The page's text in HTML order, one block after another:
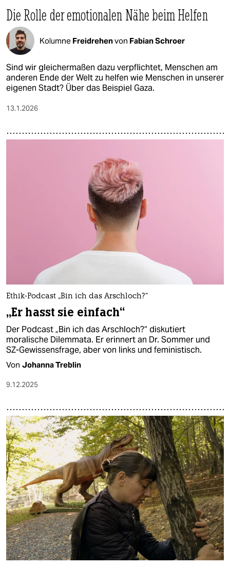
Die Rolle der emotionalen Nähe beim Helfen
Kolumne Freidrehenvon Fabian Schroer
Sind wir gleichermaßen dazu verpflichtet, Menschen am
anderen Ende der Welt zu helfen wie Menschen in unserer
eigenen Stadt? Über das Beispiel Gaza.
13.1.2026
Ethik-Podcast „Bin ich das Arschloch?“
„Er hasst sie einfach“
Der Podcast „Bin ich das Arschloch?“ diskutiert
moralische Dilemmata. Er erinnert an Dr. Sommer und
SZ-Gewissensfrage, aber von links und feministisch.
Von Johanna Treblin
9.12.2025